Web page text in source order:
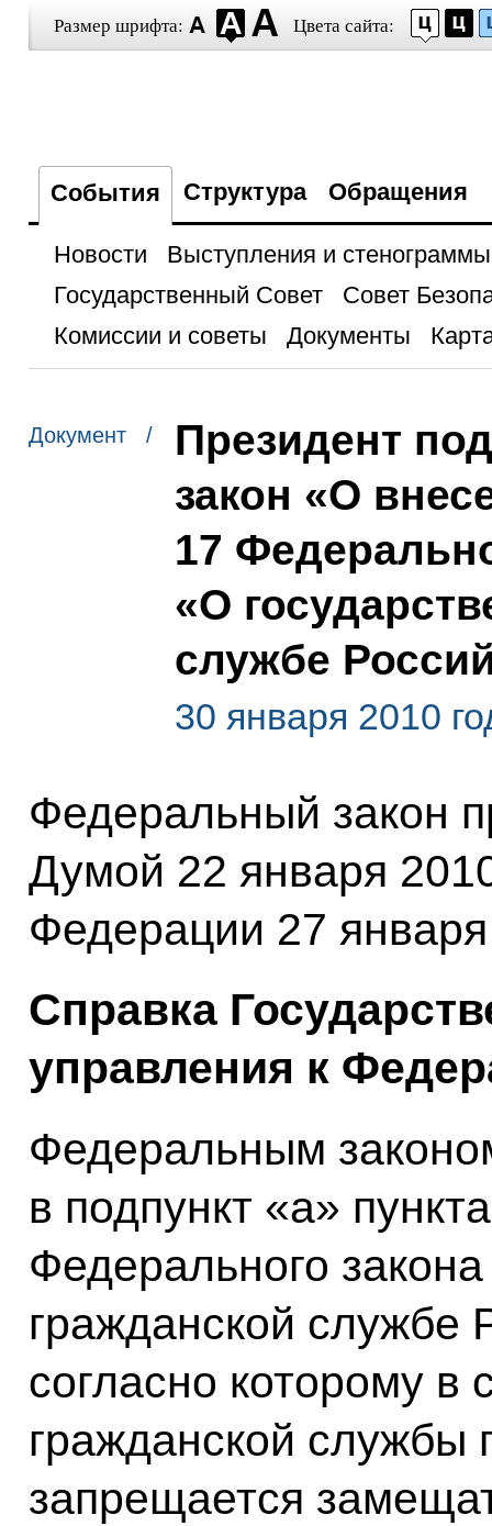
Размер шрифта: Цвета сайта:
События Структура Обращения
Новости
Выступления и стенограммы
Государственный Совет
Совет
Комиссии и советы
Документы
Документ /
Президент
закон «О
17
«О
службе
30 января 2010
Федеральный закон
Думой 22 января
Федерации 27
Справка
управления к
Федеральным
в подпункт «а»
Федерального
гражданской службе
согласно которому в
гражданской
запрещается